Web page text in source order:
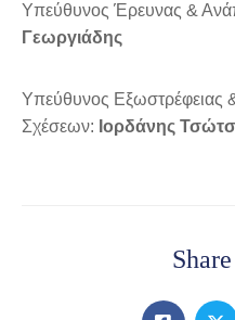
Υπεύθυνος Έρευνας &
Γεωργιάδης
Υπεύθυνος Εξωστρέφειας
Σχέσεων: Ιορδάνης